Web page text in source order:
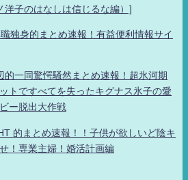
洋子のはなしは信じるな編）]
身的まとめ速報！有益便利情報サイ
的一同驚愕騒然まとめ速報！超氷河期
トですべてを失ったキグナス氷子の愛
ー脱出大作戦
的まとめ速報！！子供が欲しいど陰キ
！専業主婦！婚活計画編